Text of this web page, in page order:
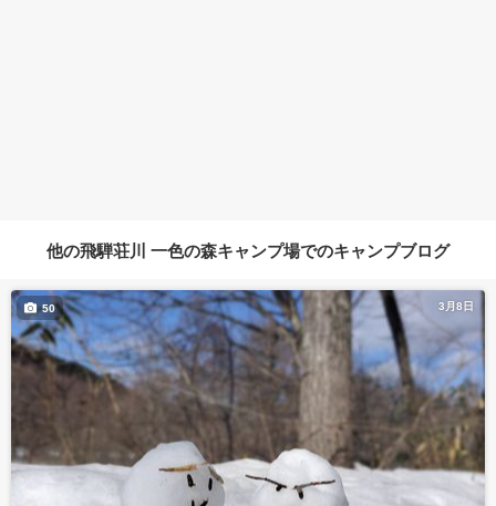
他の飛騨荘川 一色の森キャンプ場でのキャンプブログ
3月8日
50